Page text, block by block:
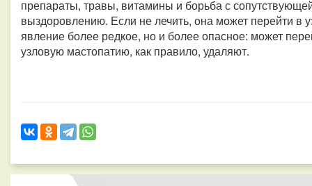
препараты, травы, витамины и борьба с
выздоровлению. Если не лечить, она может перейти в
явление более редкое, но и более опасное: может
узловую мастопатию, как правило, удаляют.